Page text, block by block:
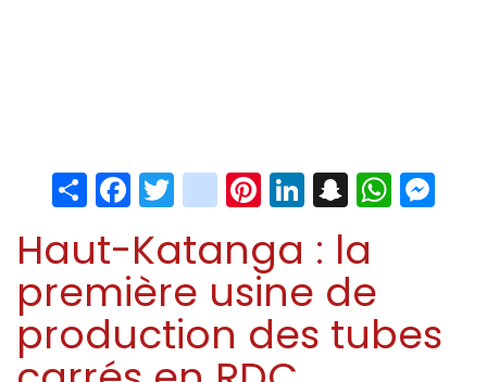
ShareFacebook
Twitter
instagram
Pinterest
LinkedIn
Snapchat
Haut-Katanga : la
première usine de
production des tubes